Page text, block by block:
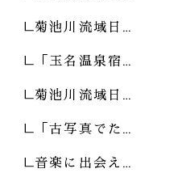
菊池川流域日…
「玉名温泉宿…
菊池川流域日…
「古写真でた…
音楽に出会え…